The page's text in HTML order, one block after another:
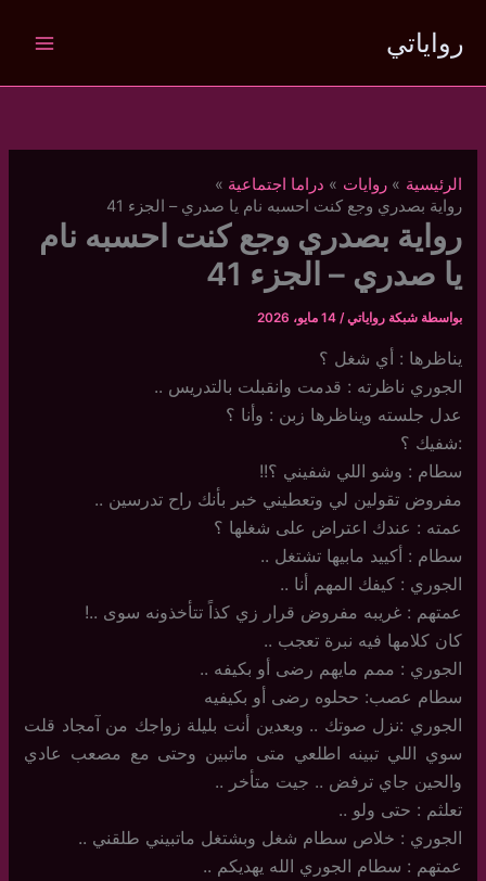
المحتوى
رواياتي
الرئيسية روايات
دراما اجتماعية
رواية بصدري وجع كنت احسبه نام يا صدري – الجزء 41
رواية بصدري وجع كنت احسبه نام
يا صدري – الجزء 41
بواسطة شبكة رواياتي/14 مايو، 2026
يناظرها : أي شغل ؟
الجوري ناظرته : قدمت وانقبلت بالتدريس ..
عدل جلسته ويناظرها زبن : وأنا ؟
:شفيك ؟
سطام : وشو اللي شفيني ؟!!
مفروض تقولين لي وتعطيني خبر بأنك راح تدرسين ..
عمته : عندك اعتراض على شغلها ؟
سطام : أكييد مابيها تشتغل ..
الجوري : كيفك المهم أنا ..
عمتهم : غريبه مفروض قرار زي كذاً تتأخذونه سوى ..!
كان كلامها فيه نبرة تعجب ..
الجوري : ممم مايهم رضى أو بكيفه ..
سطام عصب: ححلوه رضى أو بكيفيه
الجوري :نزل صوتك .. وبعدين أنت بليلة زواجك من آمجاد قلت
سوي اللي تبينه اطلعي متى ماتبين وحتى مع مصعب عادي
والحين جاي ترفض .. جيت متأخر ..
تعلثم : حتى ولو ..
الجوري : خلاص سطام شغل وبشتغل ماتبيني طلقني ..
عمتهم : سطام الجوري الله يهديكم ..